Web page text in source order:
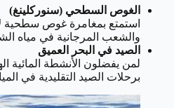
الغوص السطحي (سنوركلينغ)
استمتع بمغامرة غوص سطحية
والشعب المرجانية في مياه
الصيد في البحر العميق
لمن يفضلون الأنشطة المائية
برحلات الصيد التقليدية في